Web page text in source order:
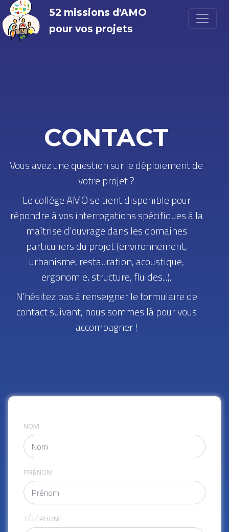
52 missions d'AMO
pour vos projets
CONTACT
Vous avez une question sur le déploiement de
votre projet ?
Le collège AMO se tient disponible pour
répondre à vos interrogations spécifiques à la
maîtrise d’ouvrage dans les domaines
particuliers du projet (environnement,
urbanisme, restauration, acoustique,
ergonomie, structure, fluides...).
N'hésitez pas à renseigner le formulaire de
contact suivant, nous sommes là pour vous
accompagner !
NOM
PRÉNOM
TÉLÉPHONE